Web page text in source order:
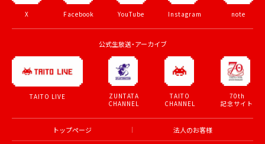
X Facebook YouTube Instagram note
公式生放送・アーカイブ
TAITO LIVE
ZUNTATA
CHANNEL
TAITO
CHANNEL
70th
記念サイト
トップページ 法人のお客様